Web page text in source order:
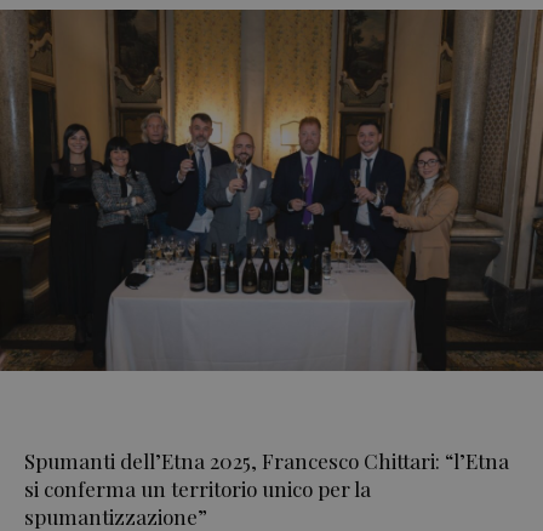
Spumanti dell’Etna 2025, Francesco Chittari: “l’Etna
si conferma un territorio unico per la
spumantizzazione”